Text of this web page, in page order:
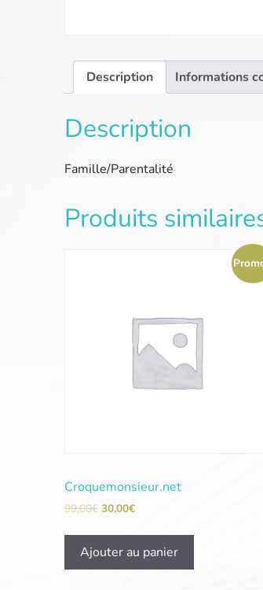
Description Informations
Description
Famille/Parentalité
Produits
Croquemonsieur.net
99,00€ 30,00€
Ajouter au panier